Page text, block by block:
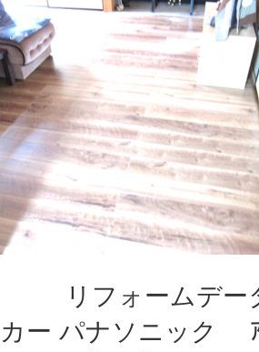
リフォームデータ
カー パナソニック ｱ